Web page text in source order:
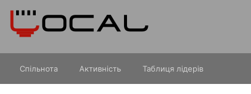
Спільнота Активність Таблиця лідерів